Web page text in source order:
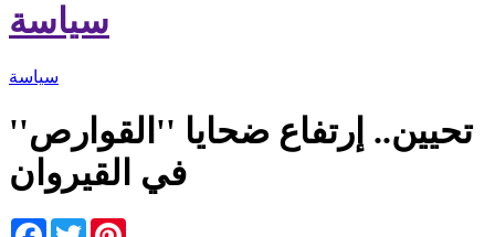
سياسة
سياسة
تحيين.. إرتفاع ضحايا ''القوارص''
في القيروان
Facebook
Twitter